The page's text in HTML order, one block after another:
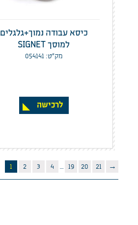
כיסא עבודה נמוך+גלגלים
למוסך SIGNET
מק”ט: 054141
לרכישה
1 2 3 4 … 19 20 21 →